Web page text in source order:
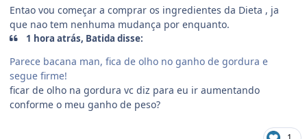
Entao vou começar a comprar os ingredientes da Dieta , ja
que nao tem nenhuma mudança por enquanto.
1 hora atrás, Batida disse:
Parece bacana man, fica de olho no ganho de gordura e
segue firme!
ficar de olho na gordura vc diz para eu ir aumentando
conforme o meu ganho de peso?